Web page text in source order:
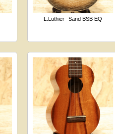
L.Luthier Sand BSB EQ